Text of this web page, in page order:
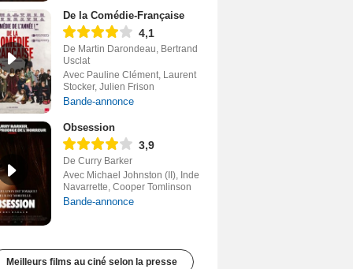
De la Comédie-Française
4,1
De Martin Darondeau, Bertrand
Usclat
Avec Pauline Clément, Laurent
Stocker, Julien Frison
Bande-annonce
Obsession
3,9
De Curry Barker
Avec Michael Johnston (II), Inde
Navarrette, Cooper Tomlinson
Bande-annonce
Meilleurs films au ciné selon la presse